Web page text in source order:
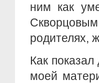
ним как
родителях,
Как
моей